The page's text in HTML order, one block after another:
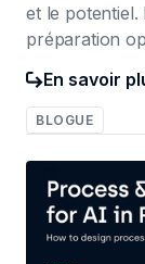
et le
préparation
En savoir
BLOGUE